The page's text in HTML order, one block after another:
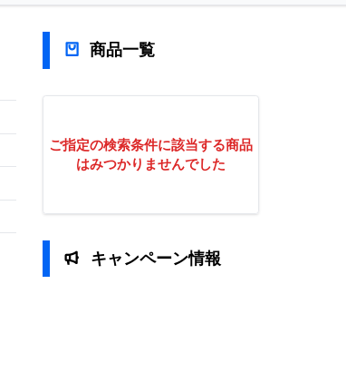
商品一覧
ご指定の検索条件に該当する商品
はみつかりませんでした
キャンペーン情報